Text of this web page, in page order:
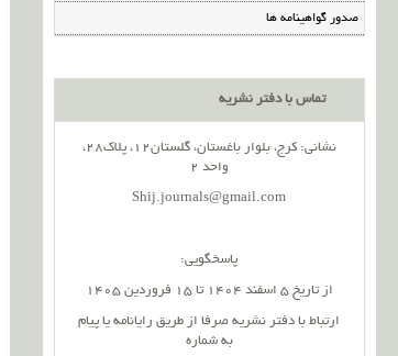
صدور گواهینامه ها
تماس با دفتر نشریه
نشانی: کرج، بلوار باغستان، گلستان12، پلاک28،
واحد 2
Shij.journals@gmail.com
پاسخگویی:
از تاریخ 5 اسفند 1404 تا 15 فروردین 1405
ارتباط با دفتر نشریه صرفا از طریق رایانامه یا پیام
به شماره